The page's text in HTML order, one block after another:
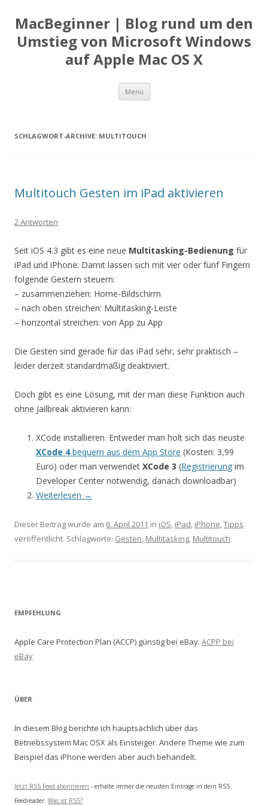
MacBeginner | Blog rund um den
Umstieg von Microsoft Windows
auf Apple Mac OS X
Menü Zum
springen
SCHLAGWORT-ARCHIVE: MULTITOUCH
Multitouch Gesten im iPad aktivieren
2 Antworten
Seit iOS 4.3 gibt es eine neue Multitasking-Bedienung für
iPad und iPhone: Damit lassen sich mit vier oder fünf Fingern
folgende Gestern steuern:
– zusammenziehen: Home-Bildschirm
– nach oben streichen: Multitasking-Leiste
– horizontal streichen: von App zu App
Die Gesten sind gerade für das iPad sehr, sehr praktisch –
leider derzeit standardmäßig deaktiviert.
Doch gibt es eine Lösung, mit der man diese Funktion auch
ohne Jailbreak aktivieren kann:
XCode installieren. Entweder man holt sich das neuste
XCode 4bequem aus dem App Store (Kosten: 3,99
Euro) oder man verwendet XCode 3 (Registrierung im
Developer Center notwendig, danach downloadbar)
Weiterlesen →
Dieser Beitrag wurde am 6. April 2011 in iOS, iPad, iPhone,Tipps
veröffentlicht. Schlagworte: Gesten, Multitasking, Multitouch.
EMPFEHLUNG
Apple Care Protection Plan (ACCP) günstig bei eBay: ACPP bei
eBay
ÜBER
In diesem Blog berichte ich hauptsächlich über das
Betriebssystem Mac OSX als Einsteiger. Andere Theme wie zum
Beispiel das iPhone werden aber auch behandelt.
Jetzt RSS Feed abonnieren - erhalte immer die neusten Einträge in dein RSS
Feedreader. Was ist RSS?